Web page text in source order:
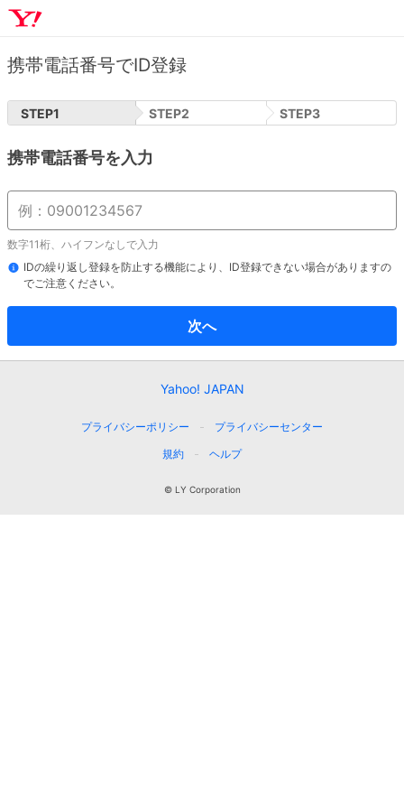
携帯電話番号でID登録
STEP1 STEP2 STEP3
携帯電話番号を入力
数字11桁、ハイフンなしで入力
IDの繰り返し登録を防止する機能により、ID登録できない場合がありますの
でご注意ください。
次へ
Yahoo! JAPAN
プライバシーポリシー
プライバシーセンター
規約
ヘルプ
© LY Corporation